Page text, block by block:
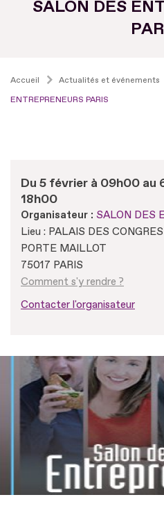
SALON DES
Accueil Actualités et événements
ENTREPRENEURS PARIS
Du 5 février à 09h00 au
18h00
Organisateur : SALON DES
Lieu : PALAIS DES CONGRES
PORTE MAILLOT
75017 PARIS
Comment s'y rendre ?
Contacter l'organisateur